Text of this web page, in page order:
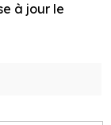
à jour le